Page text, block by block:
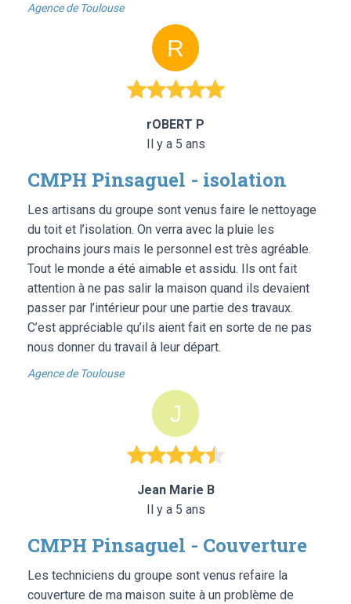
Agence de Toulouse
rOBERT P
Il y a 5 ans
CMPH Pinsaguel - isolation
Les artisans du groupe sont venus faire le nettoyage
du toit et l’isolation. On verra avec la pluie les
prochains jours mais le personnel est très agréable.
Tout le monde a été aimable et assidu. Ils ont fait
attention à ne pas salir la maison quand ils devaient
passer par l’intérieur pour une partie des travaux.
C’est appréciable qu’ils aient fait en sorte de ne pas
nous donner du travail à leur départ.
Agence de Toulouse
Jean Marie B
Il y a 5 ans
CMPH Pinsaguel - Couverture
Les techniciens du groupe sont venus refaire la
couverture de ma maison suite à un problème de